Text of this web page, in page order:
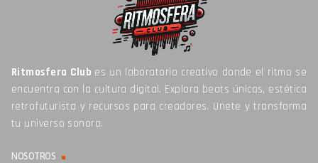
Ritmosfera Club es un laboratorio creativo donde el ritmo se
encuentra con la cultura digital. Explora beats únicos, estética
retrofuturista y recursos para creadores. Unete y transforma
tu universo sonoro.
NOSOTROS